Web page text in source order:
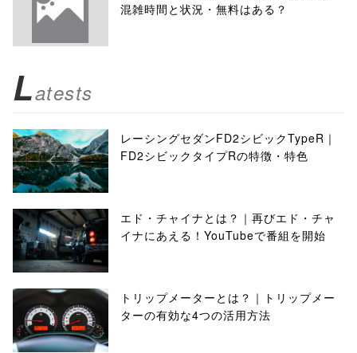
混雑時間と状況・無料はある？
Latests
レーシングセダンFD2シビックTypeR｜
FD2シビックタイプRの特徴・特色
エド・チャイナとは？｜再びエド・チャ
イナにあえる！YouTubeで番組を開始
トリップメーターとは？｜トリップメー
ターの有効な4つの活用方法